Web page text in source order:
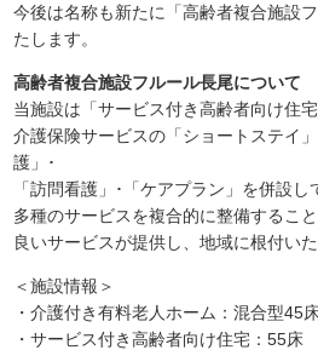
今後は名称も新たに「高齢者複合施設
たします。
高齢者複合施設フルール長尾について
当施設は「サービス付き高齢者向け住
介護保険サービスの「ショートステイ
護」･
「訪問看護」･「ケアプラン」を併設し
多種のサービスを複合的に整備するこ
良いサービスが提供し、地域に根付い
＜施設情報＞
・介護付き有料老人ホーム：混合型45
・サービス付き高齢者向け住宅：55床